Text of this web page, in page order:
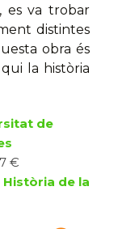
es va trobar
distintes
obra és
la història
de
€
Història de la